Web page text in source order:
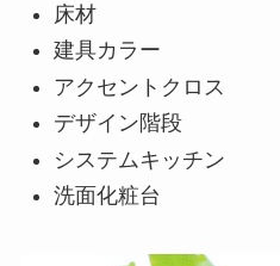
床材
建具カラー
アクセントクロス
デザイン階段
システムキッチン
洗面化粧台